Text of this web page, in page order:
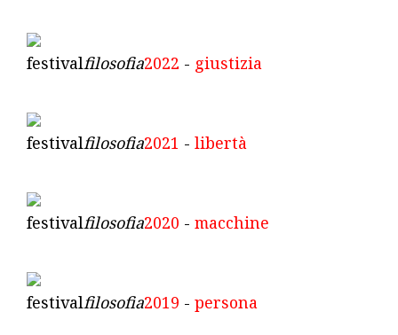
festivalfilosofia2022 - giustizia
festivalfilosofia2021 - libertà
festivalfilosofia2020 - macchine
festivalfilosofia2019 - persona